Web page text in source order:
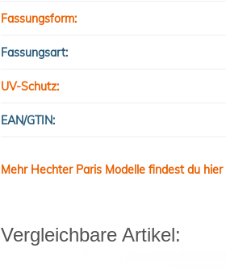
Fassungsform:
Fassungsart:
UV-Schutz:
EAN/GTIN:
Mehr Hechter Paris Modelle findest du hier
Vergleichbare Artikel: